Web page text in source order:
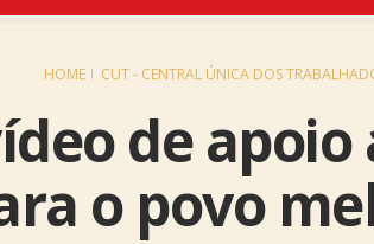
HOME CUT - CENTRAL ÚNICA DOS
de
o povo